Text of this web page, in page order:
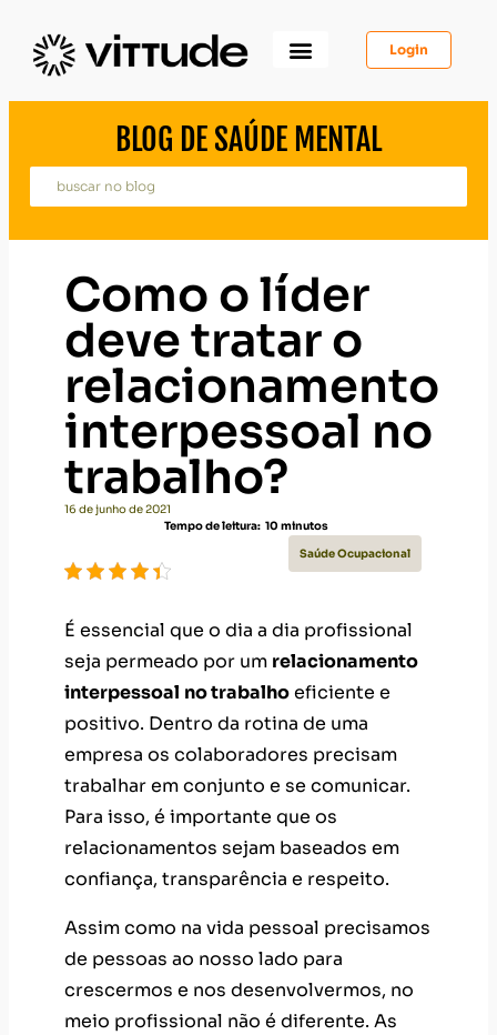
Login
BLOG DE SAÚDE MENTAL
Como o líder
deve tratar o
relacionamento
interpessoal no
trabalho?
16 de junho de 2021
Tempo de leitura: 10 minutos
Saúde Ocupacional
É essencial que o dia a dia profissional
seja permeado por um relacionamento
interpessoal no trabalhoeficiente e
positivo. Dentro da rotina de uma
empresa os colaboradores precisam
trabalhar em conjunto e se comunicar.
Para isso, é importante que os
relacionamentos sejam baseados em
confiança, transparência e respeito.
Assim como na vida pessoal precisamos
de pessoas ao nosso lado para
crescermos e nos desenvolvermos, no
meio profissional não é diferente. As